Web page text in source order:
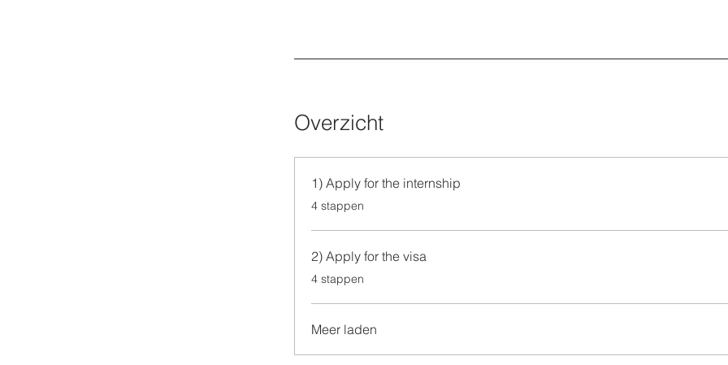
Overzicht
1) Apply for the internship
.
4 stappen
2) Apply for the visa
.
4 stappen
Meer laden